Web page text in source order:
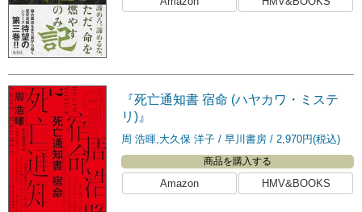
『死亡通知書 宿命 (ハヤカワ・ミステ
リ)』
周 浩暉,大久保 洋子 早川書房 2,970円(税込)
商品を購入する
Amazon HMV&BOOKS